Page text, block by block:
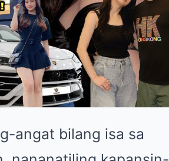
angat bilang isa sa